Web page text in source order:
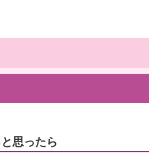
思ったら